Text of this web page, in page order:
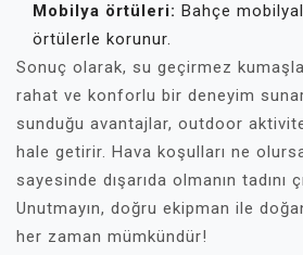
Mobilya örtüleri: Bahçe
örtülerle korunur.
Sonuç olarak, su geçirmez
rahat ve konforlu bir deneyim
sunduğu avantajlar, outdoor
hale getirir. Hava koşulları ne
sayesinde dışarıda olmanın tadını
Unutmayın, doğru ekipman ile
her zaman mümkündür!